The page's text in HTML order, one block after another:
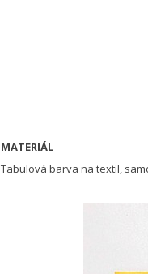
MATERIÁL
Tabulová barva na textil,